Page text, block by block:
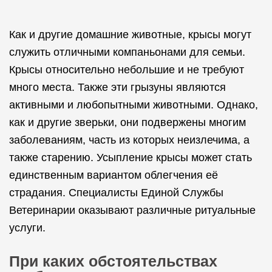
Как и другие домашние животные, крысы могут
служить отличными компаньонами для семьи.
Крысы относительно небольшие и не требуют
много места. Также эти грызуны являются
активными и любопытными животными. Однако,
как и другие зверьки, они подвержены многим
заболеваниям, часть из которых неизлечима, а
также старению. Усыпление крысы может стать
единственным вариантом облегчения её
страдания. Специалисты Единой Службы
Ветеринарии оказывают различные ритуальные
услуги.
При каких обстоятельствах